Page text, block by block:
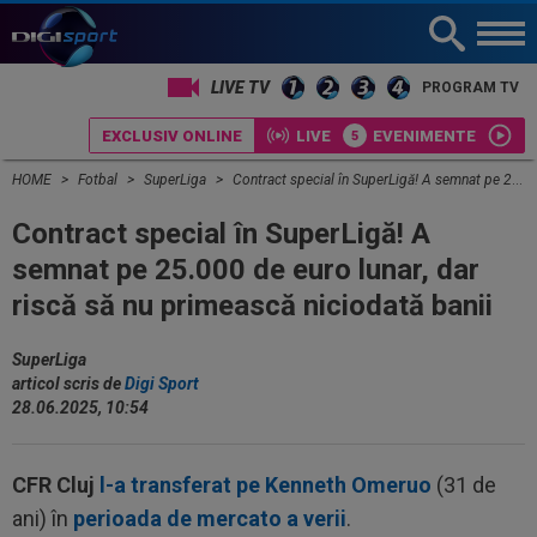
LIVE TV PROGRAM TV
EXCLUSIV ONLINE LIVE EVENIMENTE
HOME Fotbal SuperLiga Contract special în SuperLigă! A semnat pe 25.000 de euro lunar, dar riscă să nu primească niciodată banii
Contract special în SuperLigă! A
semnat pe 25.000 de euro lunar, dar
riscă să nu primească niciodată banii
SuperLiga
articol scris deDigi Sport
28.06.2025, 10:54
CFR Cluj l-a transferat pe Kenneth Omeruo (31 de
ani) în perioada de mercato a verii.